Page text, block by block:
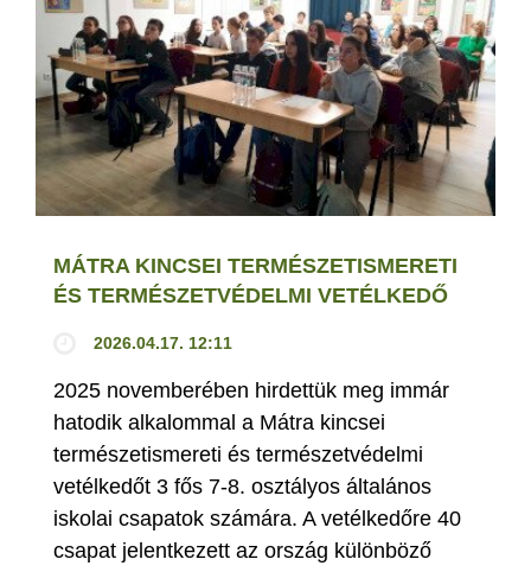
MÁTRA KINCSEI TERMÉSZETISMERETI
ÉS TERMÉSZETVÉDELMI VETÉLKEDŐ
2026.04.17. 12:11
2025 novemberében hirdettük meg immár
hatodik alkalommal a Mátra kincsei
természetismereti és természetvédelmi
vetélkedőt 3 fős 7-8. osztályos általános
iskolai csapatok számára. A vetélkedőre 40
csapat jelentkezett az ország különböző